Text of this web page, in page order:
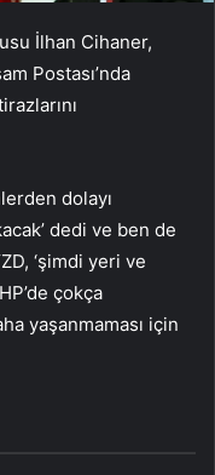
İlhan Cihaner,
Postası’nda
dolayı
dedi ve ben de
‘şimdi yeri ve
çokça
yaşanmaması için